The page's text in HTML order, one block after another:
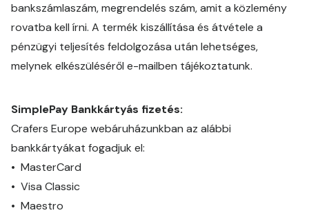
bankszámlaszám, megrendelés szám, amit a közlemény
rovatba kell írni. A termék kiszállítása és átvétele a
pénzügyi teljesítés feldolgozása után lehetséges,
melynek elkészüléséről e-mailben tájékoztatunk.
SimplePay Bankkártyás fizetés:
Crafers Europe webáruházunkban az alábbi
bankkártyákat fogadjuk el:
• MasterCard
• Visa Classic
• Maestro